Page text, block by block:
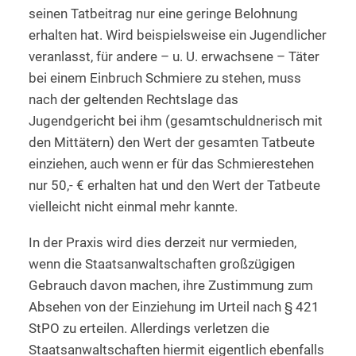
seinen Tatbeitrag nur eine geringe Belohnung
erhalten hat. Wird beispielsweise ein Jugendlicher
veranlasst, für andere – u. U. erwachsene – Täter
bei einem Einbruch Schmiere zu stehen, muss
nach der geltenden Rechtslage das
Jugendgericht bei ihm (gesamtschuldnerisch mit
den Mittätern) den Wert der gesamten Tatbeute
einziehen, auch wenn er für das Schmierestehen
nur 50,- € erhalten hat und den Wert der Tatbeute
vielleicht nicht einmal mehr kannte.
In der Praxis wird dies derzeit nur vermieden,
wenn die Staatsanwaltschaften großzügigen
Gebrauch davon machen, ihre Zustimmung zum
Absehen von der Einziehung im Urteil nach § 421
StPO zu erteilen. Allerdings verletzen die
Staatsanwaltschaften hiermit eigentlich ebenfalls